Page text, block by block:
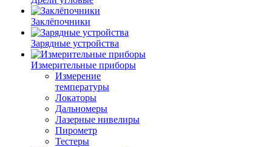
Заклёпочники
Зарядные устройства
Измерительные приборы
Измерение
температуры
Локаторы
Дальномеры
Лазерные нивелиры
Пирометр
Тестеры